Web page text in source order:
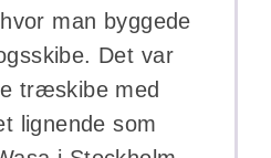
man byggede
Det var
træskibe med
lignende som